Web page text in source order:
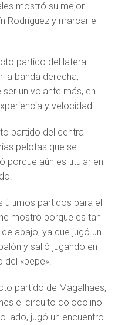
mostró su mejor
Rodríguez y marcar el
partido del lateral
la banda derecha,
un volante más, en
y velocidad.
partido del central
pelotas que se
porque aún es titular en
últimos partidos para el
mostró porque es tan
abajo, ya que jugó un
y salió jugando en
del «pepe».
partido de Magalhaes,
el circuito colocolino
lado, jugó un encuentro